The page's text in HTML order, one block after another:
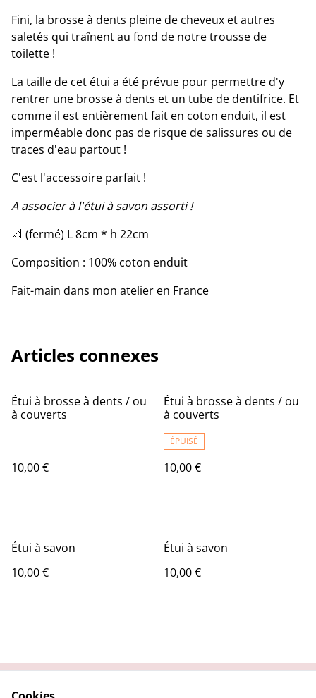
Fini, la brosse à dents pleine de cheveux et autres
saletés qui traînent au fond de notre trousse de
toilette !
La taille de cet étui a été prévue pour permettre d'y
rentrer une brosse à dents et un tube de dentifrice. Et
comme il est entièrement fait en coton enduit, il est
imperméable donc pas de risque de salissures ou de
traces d'eau partout !
C'est l'accessoire parfait !
A associer à l'étui à savon assorti !
📐 (fermé) L 8cm * h 22cm
Composition : 100% coton enduit
Fait-main dans mon atelier en France
Articles connexes
Étui à brosse à dents / ou
à couverts
10,00 €
Étui à brosse à dents / ou
à couverts
ÉPUISÉ
10,00 €
Étui à savon
10,00 €
Étui à savon
10,00 €